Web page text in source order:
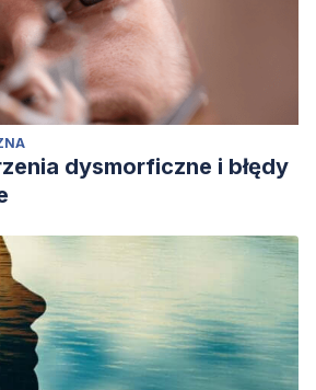
dysmorficzne i błędy